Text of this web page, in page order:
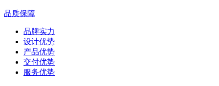
品质保障
品牌实力
设计优势
产品优势
交付优势
服务优势